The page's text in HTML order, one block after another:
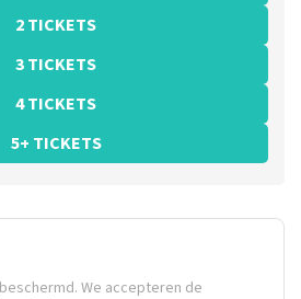
2 TICKETS
3 TICKETS
4 TICKETS
5+ TICKETS
We accepteren de